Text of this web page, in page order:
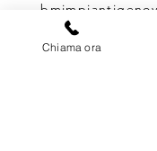
Chiama ora